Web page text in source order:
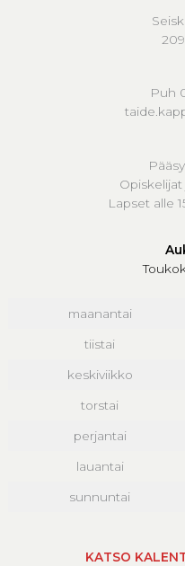
Puh
Lapset alle
maanantai
tiistai
keskiviikko
torstai
perjantai
lauantai
sunnuntai
KATSO